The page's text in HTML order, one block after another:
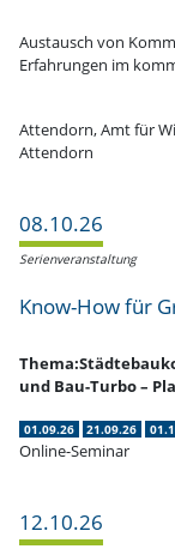
Austausch von
Erfah­rungen im
Attendorn, Amt für
Attendorn
08.10.26
Serien­ver­an­staltung
Know-How für
und Bau-Turbo –
01.09.26 21.09.26
Online-Seminar
12.10.26